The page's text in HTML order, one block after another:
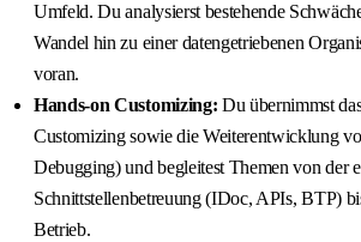
Umfeld. Du analysierst bestehende
Wandel hin zu einer datengetriebenen
voran.
Hands-on Customizing: Du übernimmst
Customizing sowie die Weiterentwicklung
Debugging) und begleitest Themen von der
Schnittstellenbetreuung (IDoc, APIs, BTP)
Betrieb.